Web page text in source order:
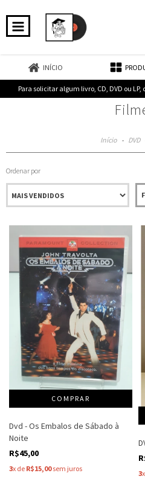
INÍCIO
Para solicitar algum livro, CD, DVD ou
Início - DVD
Ordenar por
Dvd - Os Embalos de Sábado à
Noite
R$45,00
3x de R$15,00sem juros
3